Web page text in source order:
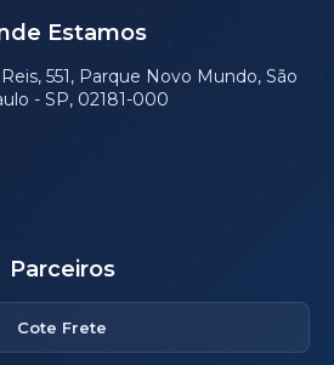
Estamos
551, Parque Novo Mundo, São
- SP, 02181-000
Parceiros
Cote Frete